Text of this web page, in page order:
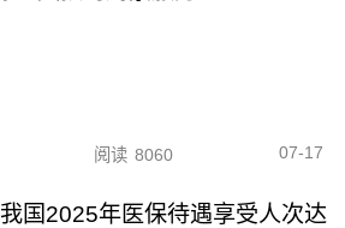
阅读 8060 07-17
我国2025年医保待遇享受人次达